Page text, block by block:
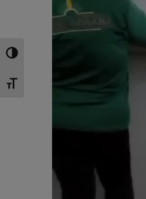
Toggle High Contrast
Toggle Font size